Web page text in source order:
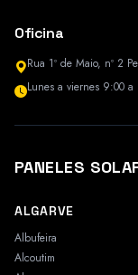
Oficina
Rua 1º de Maio, nº 2
Lunes a viernes 9:00 a
PANELES
ALGARVE
Albufeira
Alcoutim